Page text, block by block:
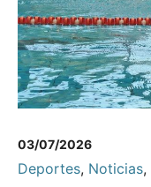
03/07/2026
Deportes, Noticias,